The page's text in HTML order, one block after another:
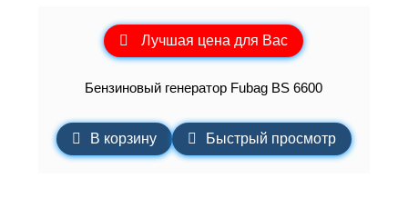
Лучшая цена для Вас
Бензиновый генератор Fubag BS 6600
В корзину Быстрый просмотр